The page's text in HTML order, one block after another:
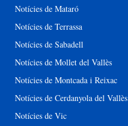
Notícies de Mataró
Notícies de Terrassa
Notícies de Sabadell
Notícies de Mollet del Vallès
Notícies de Montcada i Reixac
Notícies de Cerdanyola del Vallès
Notícies de Vic